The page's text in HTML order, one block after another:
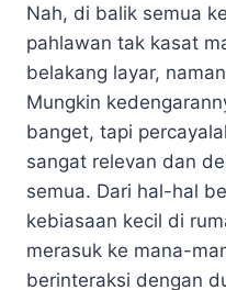
Nah, di balik semua
pahlawan tak kasat
belakang layar,
Mungkin
banget, tapi
sangat relevan dan
semua. Dari hal-hal
kebiasaan kecil di
merasuk ke mana-
berinteraksi dengan